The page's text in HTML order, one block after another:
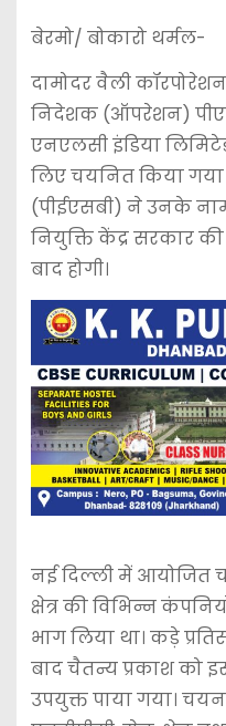
बेरमो/ बोकारो थर्मल-
दामोदर वैली
निदेशक (ऑपरेशन)
एनएलसी इंडिया
लिए चयनित किया गया
(पीईएसबी) ने उनके
नियुक्ति केंद्र सरकार
बाद होगी।
नई दिल्ली में आयोजित
क्षेत्र की विभिन्न
भाग लिया था। कड़े
बाद चैतन्य प्रकाश को
उपयुक्त पाया गया। चयन